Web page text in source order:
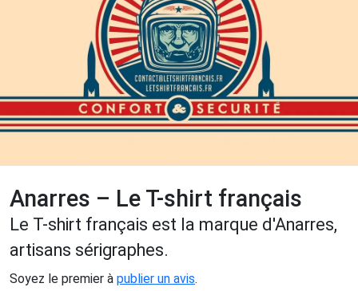
Anarres – Le T-shirt français
Le T-shirt français est la marque d'Anarres,
artisans sérigraphes.
Soyez le premier à publier un avis.